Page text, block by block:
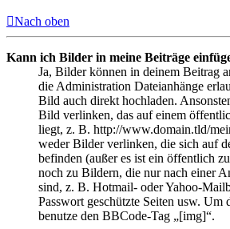
Nach oben
Kann ich Bilder in meine Beiträge
Ja, Bilder können in deinem Beitrag
die Administration Dateianhänge
Bild auch direkt hochladen.
Bild verlinken, das auf einem
liegt, z. B. http://www.domain.tld/
weder Bilder verlinken, die sich auf
befinden (außer es ist ein öffentlich
noch zu Bildern, die nur nach einer
sind, z. B. Hotmail- oder Yahoo-
Passwort geschützte Seiten usw. Um
benutze den BBCode-Tag „[img]“.